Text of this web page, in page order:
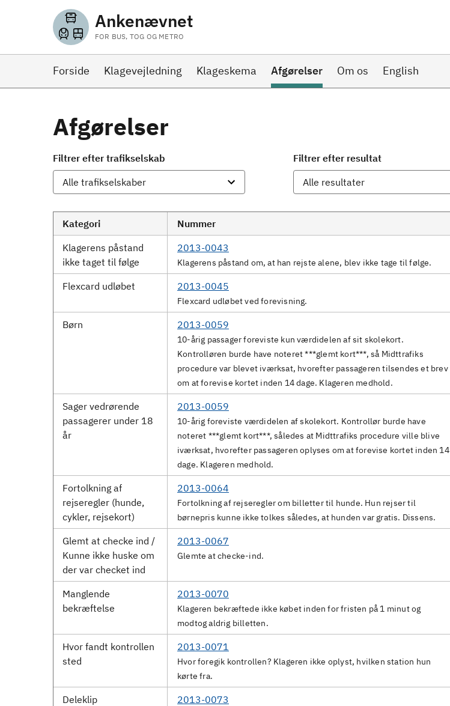
Ankenævnet
FOR BUS, TOG OG METRO
Forside Klagevejledning Klageskema Afgørelser Om os English
Afgørelser
Filtrer efter trafikselskab Filtrer efter resultat
Kategori Nummer
Klagerens påstand
ikke taget til følge
2013-0043
Klagerens påstand om, at han rejste alene, blev ikke tage til følge.
Flexcard udløbet
2013-0045
Flexcard udløbet ved forevisning.
Børn
2013-0059
10-årig passager foreviste kun værdidelen af sit skolekort.
Kontrolløren burde have noteret ***glemt kort***, så Midttrafiks
procedure var blevet iværksat, hvorefter passageren tilsendes et brev
om at forevise kortet inden 14 dage. Klageren medhold.
Sager vedrørende
passagerer under 18
år
2013-0059
10-årig foreviste værdidelen af skolekort. Kontrollør burde have
noteret ***glemt kort***, således at Midttrafiks procedure ville blive
iværksat, hvorefter passageren oplyses om at forevise kortet inden 14
dage. Klageren medhold.
Fortolkning af
rejseregler (hunde,
cykler, rejsekort)
2013-0064
Fortolkning af rejseregler om billetter til hunde. Hun rejser til
børnepris kunne ikke tolkes således, at hunden var gratis. Dissens.
Glemt at checke ind /
Kunne ikke huske om
der var checket ind
2013-0067
Glemte at checke-ind.
Manglende
bekræftelse
2013-0070
Klageren bekræftede ikke købet inden for fristen på 1 minut og
modtog aldrig billetten.
Hvor fandt kontrollen
sted
2013-0071
Hvor foregik kontrollen? Klageren ikke oplyst, hvilken station hun
kørte fra.
Deleklip 2013-0073